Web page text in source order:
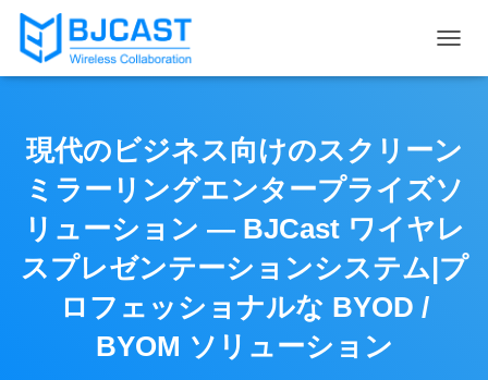
O
E
N
A
I
G
A
現代のビジネス向けのスクリーン
ミラーリングエンタープライズソ
リューション — BJCast ワイヤレ
スプレゼンテーションシステム|プ
ロフェッショナルな BYOD /
BYOM ソリューション